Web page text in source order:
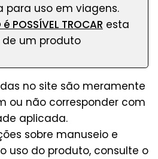
para uso em viagens.
POSSÍVEL TROCAR esta
um produto
no site são meramente
ou não corresponder com
aplicada.
sobre manuseio e
uso do produto, consulte o